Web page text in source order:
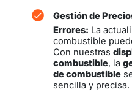
Gestión de
Errores: La
combustible
Con nuestras
combustible, la
de combustible
sencilla y